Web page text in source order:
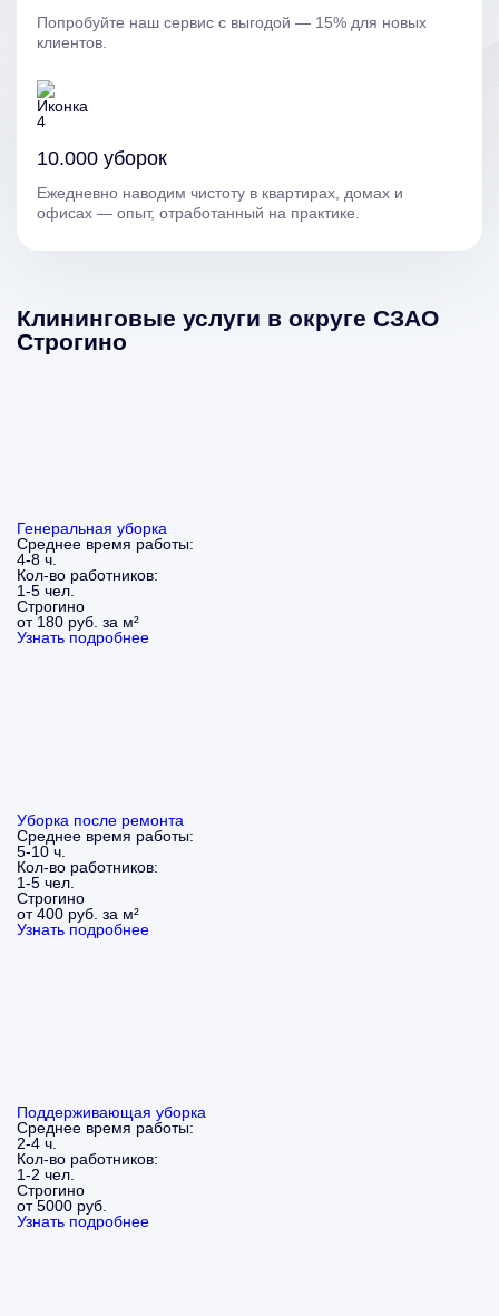
Попробуйте наш сервис с выгодой — 15% для новых
клиентов.
10.000 уборок
Ежедневно наводим чистоту в квартирах, домах и
офисах — опыт, отработанный на практике.
Клининговые услуги в округе СЗАО
Строгино
Генеральная уборка
Среднее время работы:
4-8 ч.
Кол-во работников:
1-5 чел.
Строгино
от 180 руб. за м²
Узнать подробнее
Уборка после ремонта
Среднее время работы:
5-10 ч.
Кол-во работников:
1-5 чел.
Строгино
от 400 руб. за м²
Узнать подробнее
Поддерживающая уборка
Среднее время работы:
2-4 ч.
Кол-во работников:
1-2 чел.
Строгино
от 5000 руб.
Узнать подробнее